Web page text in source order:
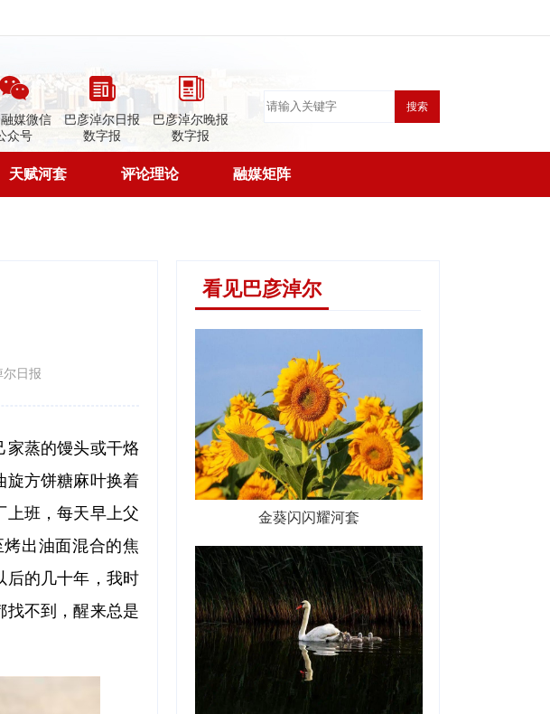
媒微信
众号
巴彦淖尔日报
数字报
巴彦淖尔晚报
数字报
搜索
天赋河套 评论理论 融媒矩阵
尔日报
蒸的馒头或干烙
旋方饼糖麻叶换着
上班，每天早上父
出油面混合的焦
后的几十年，我时
找不到，醒来总是
看见巴彦淖尔
金葵闪闪耀河套